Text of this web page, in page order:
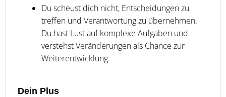
Du scheust dich nicht, Entscheidungen zu
treffen und Verantwortung zu übernehmen.
Du hast Lust auf komplexe Aufgaben und
verstehst Veränderungen als Chance zur
Weiterentwicklung.
Dein Plus